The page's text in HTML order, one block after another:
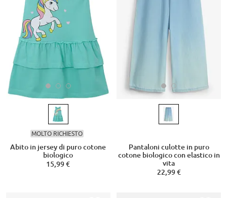
MOLTO RICHIESTO
Abito in jersey di puro cotone
biologico
15,99 €
Pantaloni culotte in puro
cotone biologico con elastico in
vita
22,99 €